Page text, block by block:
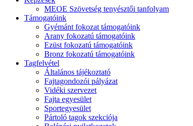
MEOE Szövetség tenyésztői tanfolyam
Támogatóink
Gyémánt fokozat támogatóink
Arany fokozatú támogatóink
Ezüst fokozatú támogatóink
Bronz fokozatú támogatóink
Tagfelvétel
Általános tájékoztató
Fajtagondozói pályázat
Vidéki szervezet
Fajta egyesület
Sportegyesület
Pártoló tagok szekciója